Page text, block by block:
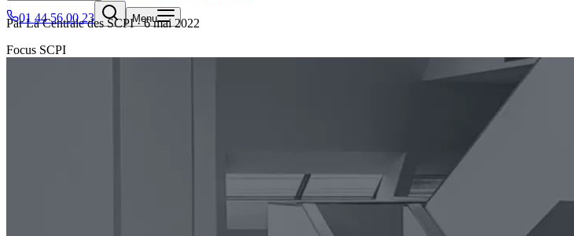
01 44 56 00 23
Menu
Par La Centrale des SCPI·6 mai 2022
Focus SCPI